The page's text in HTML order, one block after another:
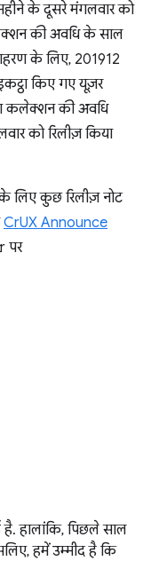
के दूसरे मंगलवार को
की अवधि के साल
के लिए, 201912
किए गए यूज़र
कलेक्शन की अवधि
को रिलीज़ किया
लिए कुछ रिलीज़ नोट
CrUX Announce
पर
हालांकि, पिछले साल
हमें उम्मीद है कि